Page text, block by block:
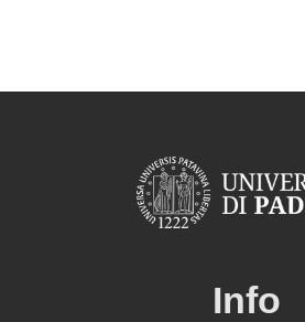
Info